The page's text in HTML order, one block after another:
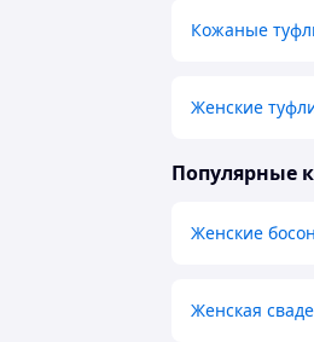
Кожаные
Женские
Популярные
Женские
Женская